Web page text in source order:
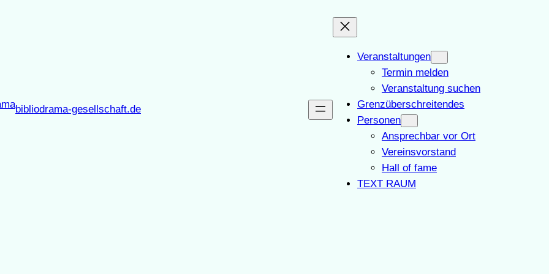
bibliodrama-gesellschaft.de
Veranstaltungen
Termin melden
Veranstaltung suchen
Grenzüberschreitendes
Personen
Ansprechbar vor Ort
Vereinsvorstand
Hall of fame
TEXT RAUM